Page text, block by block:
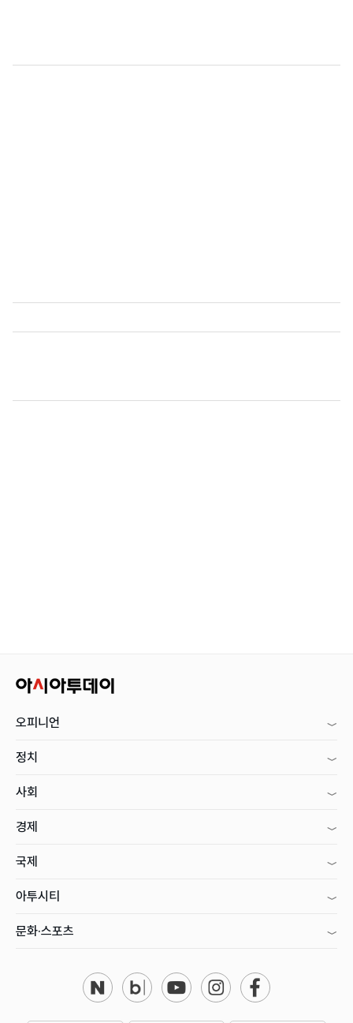
오피니언
정치
사회
경제
국제
아투시티
문화·스포츠